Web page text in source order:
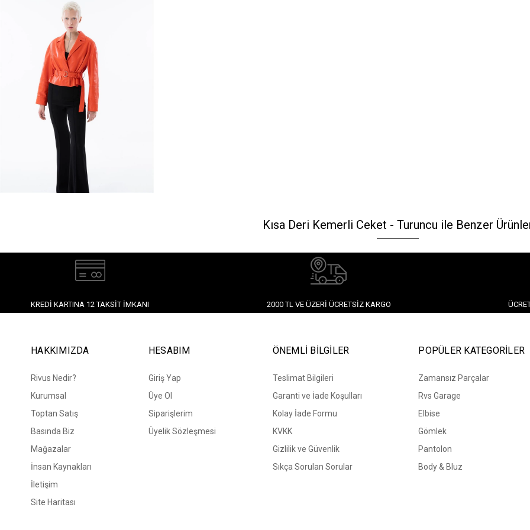
Kısa Deri Kemerli Ceket - Turuncu ile Benzer
KREDI KARTINA 12 TAKSIT İMKANI 2000 TL VE ÜZERI ÜCRETSIZ KARGO
HAKKIMIZDA
Rivus Nedir?
Kurumsal
Toptan Satış
Basında Biz
Mağazalar
İnsan Kaynakları
İletişim
Site Haritası
HESABIM
Giriş Yap
Üye Ol
Siparişlerim
Üyelik Sözleşmesi
ÖNEMLİ BİLGİLER
Teslimat Bilgileri
Garanti ve İade Koşulları
Kolay İade Formu
KVKK
Gizlilik ve Güvenlik
Sıkça Sorulan Sorular
POPÜLER KATEGORİLER
Zamansız Parçalar
Rvs Garage
Elbise
Gömlek
Pantolon
Body & Bluz